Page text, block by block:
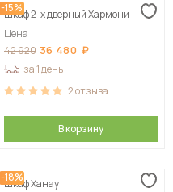
-15%
Шкаф 2-х дверный Хармони
Цена
42 920 36 480
за 1 день
2отзыва
В корзину
-18%
Шкаф Ханау